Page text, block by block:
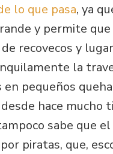
lo que pasa, ya
y permite que
recovecos y
la
en pequeños
hace mucho
sabe que
piratas, que,